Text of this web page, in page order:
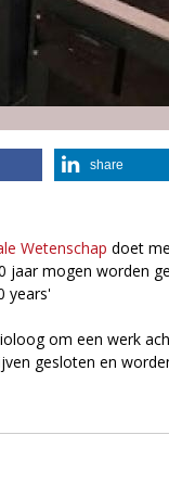
share
Wetenschap doet
jaar mogen worden
years'
om een werk
gesloten en